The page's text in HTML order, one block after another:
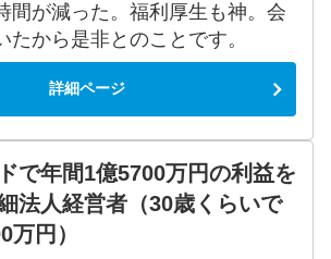
間が減った。福利厚生も神。会
たから是非とのことです。
詳細ページ
で年間1億5700万円の利益を
法人経営者（30歳くらいで
万円）